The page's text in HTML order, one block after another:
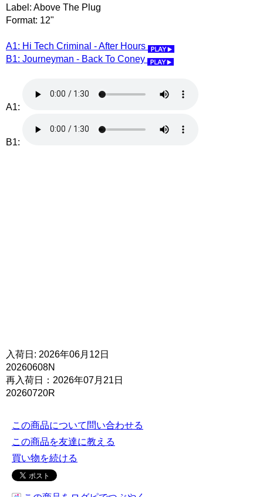
Label: Above The Plug
Format: 12"
A1: Hi Tech Criminal - After Hours
B1: Journeyman - Back To Coney
A1:
B1:
入荷日: 2026年06月12日
20260608N
再入荷日：2026年07月21日
20260720R
この商品について問い合わせる
この商品を友達に教える
買い物を続ける